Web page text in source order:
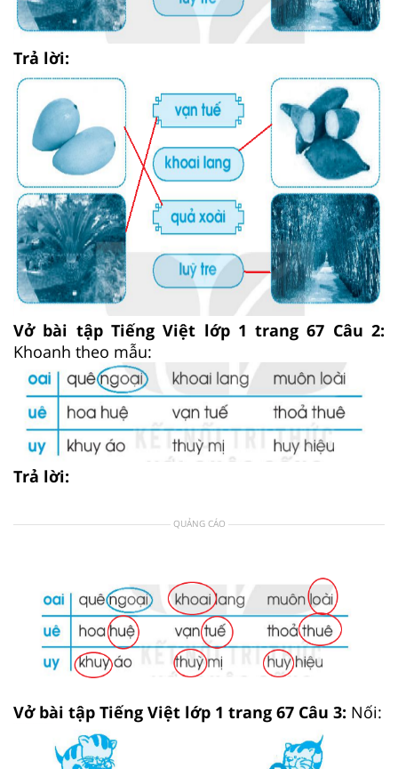
Trả lời:
Vở bài tập Tiếng Việt lớp 1 trang 67 Câu 2:
Khoanh theo mẫu:
Trả lời:
QUẢNG CÁO
Vở bài tập Tiếng Việt lớp 1 trang 67 Câu 3: Nối: